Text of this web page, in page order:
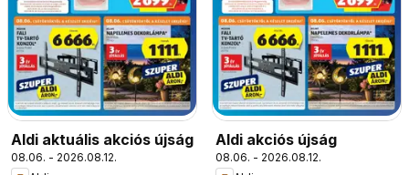
Aldi aktuális akciós újság
08.06. - 2026.08.12.
Aldi akciós újság
08.06. - 2026.08.12.